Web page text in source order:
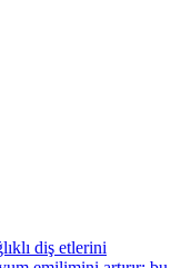
diş etlerini